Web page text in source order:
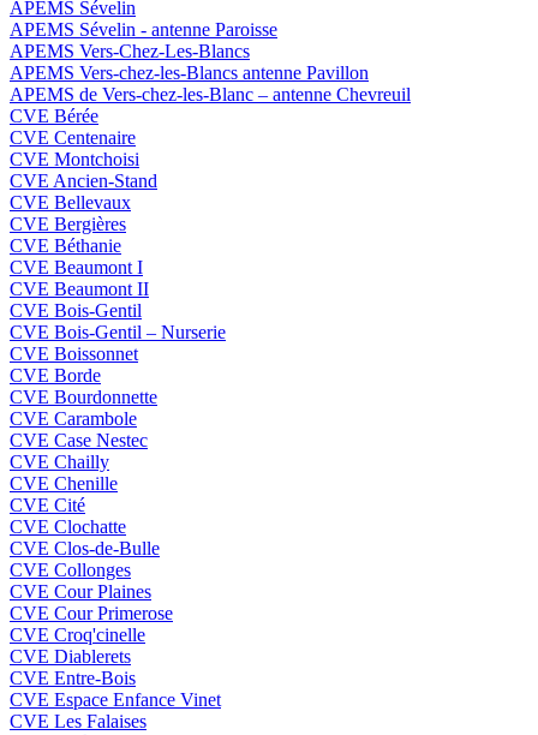
APEMS Sévelin
APEMS Sévelin - antenne Paroisse
APEMS Vers-Chez-Les-Blancs
APEMS Vers-chez-les-Blancs antenne Pavillon
APEMS de Vers-chez-les-Blanc – antenne Chevreuil
CVE Bérée
CVE Centenaire
CVE Montchoisi
CVE Ancien-Stand
CVE Bellevaux
CVE Bergières
CVE Béthanie
CVE Beaumont I
CVE Beaumont II
CVE Bois-Gentil
CVE Bois-Gentil – Nurserie
CVE Boissonnet
CVE Borde
CVE Bourdonnette
CVE Carambole
CVE Case Nestec
CVE Chailly
CVE Chenille
CVE Cité
CVE Clochatte
CVE Clos-de-Bulle
CVE Collonges
CVE Cour Plaines
CVE Cour Primerose
CVE Croq'cinelle
CVE Diablerets
CVE Entre-Bois
CVE Espace Enfance Vinet
CVE Les Falaises